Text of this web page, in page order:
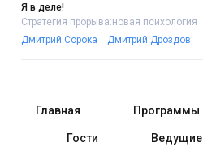
Я в деле!
Стратегия прорыва:новая психология
Дмитрий Сорока
Дмитрий Дроздов
Главная Программы
Гости Ведущие